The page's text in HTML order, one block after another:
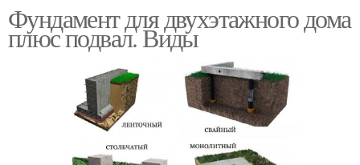
Фундамент для двухэтажного дома
плюс подвал. Виды